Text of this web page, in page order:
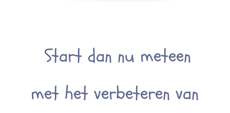
Start dan nu meteen
met het verbeteren van